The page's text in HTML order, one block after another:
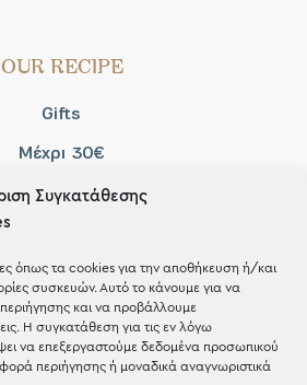
Συγκατάθεσης
όπως τα cookies για την αποθήκευση ή/και
συσκευών. Αυτό το κάνουμε για να
και να προβάλλουμε
Η συγκατάθεση για τις εν λόγω
να επεξεργαστούμε δεδομένα προσωπικού
περιήγησης ή μοναδικά αναγνωριστικά
OUR RECIPE
Gifts
Μέχρι 30€
Blog
Shop the look
ΚΑΤΑΣΤΗΜΑ